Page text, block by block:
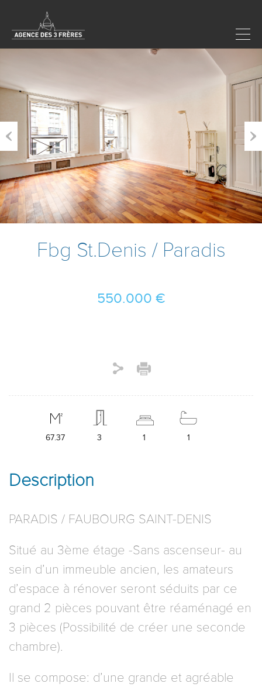
Previous
Fbg St.Denis / Paradis
550.000 €
67.37 3 1 1
Description
PARADIS / FAUBOURG SAINT-DENIS
Situé au 3ème étage -Sans ascenseur- au
sein d’un immeuble ancien, les amateurs
d’espace à rénover seront séduits par ce
grand 2 pièces pouvant être réaménagé en
3 pièces (Possibilité de créer une seconde
chambre).
Il se compose: d’une grande et agréable